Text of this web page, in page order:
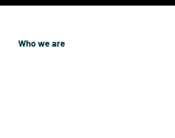
Who we are